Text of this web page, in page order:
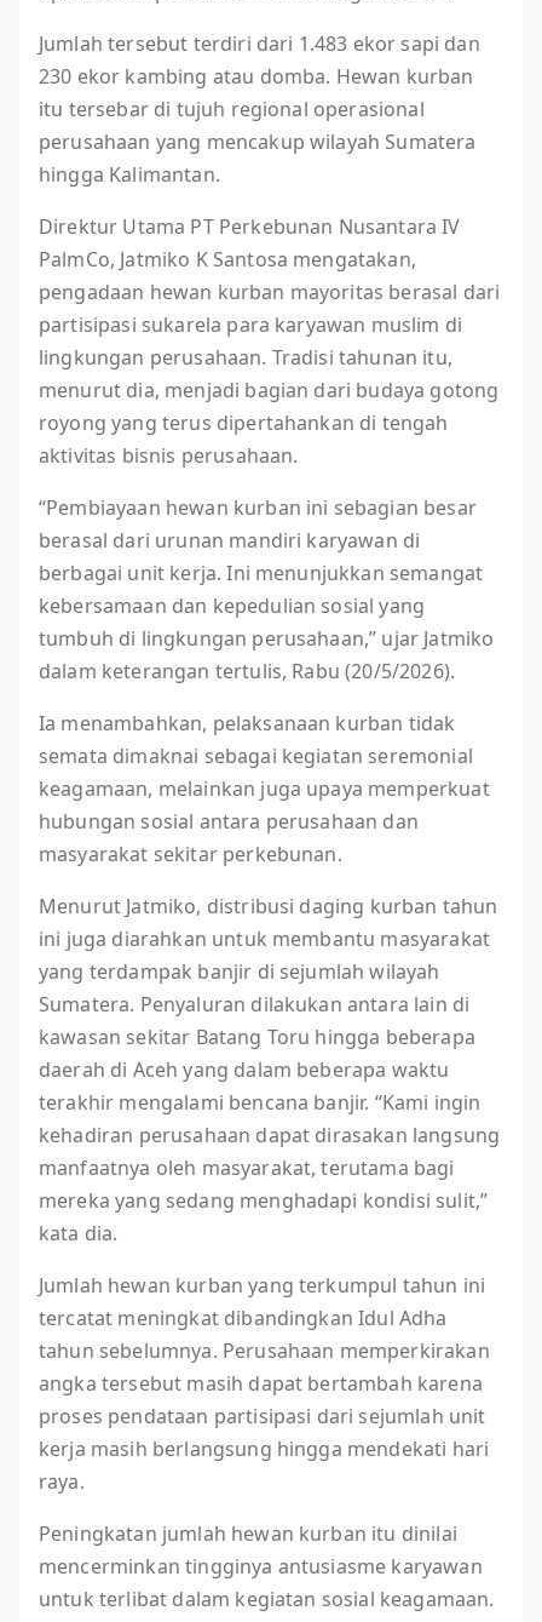
Jumlah tersebut terdiri dari 1.483 ekor sapi dan
230 ekor kambing atau domba. Hewan kurban
itu tersebar di tujuh regional operasional
perusahaan yang mencakup wilayah Sumatera
hingga Kalimantan.
Direktur Utama PT Perkebunan Nusantara IV
PalmCo, Jatmiko K Santosa mengatakan,
pengadaan hewan kurban mayoritas berasal dari
partisipasi sukarela para karyawan muslim di
lingkungan perusahaan. Tradisi tahunan itu,
menurut dia, menjadi bagian dari budaya gotong
royong yang terus dipertahankan di tengah
aktivitas bisnis perusahaan.
“Pembiayaan hewan kurban ini sebagian besar
berasal dari urunan mandiri karyawan di
berbagai unit kerja. Ini menunjukkan semangat
kebersamaan dan kepedulian sosial yang
tumbuh di lingkungan perusahaan,” ujar Jatmiko
dalam keterangan tertulis, Rabu (20/5/2026).
Ia menambahkan, pelaksanaan kurban tidak
semata dimaknai sebagai kegiatan seremonial
keagamaan, melainkan juga upaya memperkuat
hubungan sosial antara perusahaan dan
masyarakat sekitar perkebunan.
Menurut Jatmiko, distribusi daging kurban tahun
ini juga diarahkan untuk membantu masyarakat
yang terdampak banjir di sejumlah wilayah
Sumatera. Penyaluran dilakukan antara lain di
kawasan sekitar Batang Toru hingga beberapa
daerah di Aceh yang dalam beberapa waktu
terakhir mengalami bencana banjir. “Kami ingin
kehadiran perusahaan dapat dirasakan langsung
manfaatnya oleh masyarakat, terutama bagi
mereka yang sedang menghadapi kondisi sulit,”
kata dia.
Jumlah hewan kurban yang terkumpul tahun ini
tercatat meningkat dibandingkan Idul Adha
tahun sebelumnya. Perusahaan memperkirakan
angka tersebut masih dapat bertambah karena
proses pendataan partisipasi dari sejumlah unit
kerja masih berlangsung hingga mendekati hari
raya.
Peningkatan jumlah hewan kurban itu dinilai
mencerminkan tingginya antusiasme karyawan
untuk terlibat dalam kegiatan sosial keagamaan.